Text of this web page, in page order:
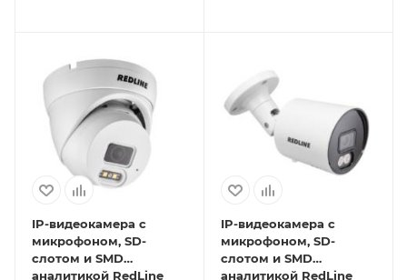
IP-видеокамера с
микрофоном, SD-
слотом и SMD
аналитикой RedLine
IP-видеокамера с
микрофоном, SD-
слотом и SMD
аналитикой RedLine